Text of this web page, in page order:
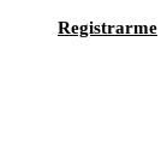
Registrarme